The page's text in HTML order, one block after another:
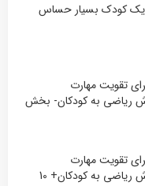
یک کودک بسیار حساس
تقویت مهارت
ریاضی به کودکان- بخش
تقویت مهارت
دست‌ورزی در آموزش ریاضی به کودکان+ 10